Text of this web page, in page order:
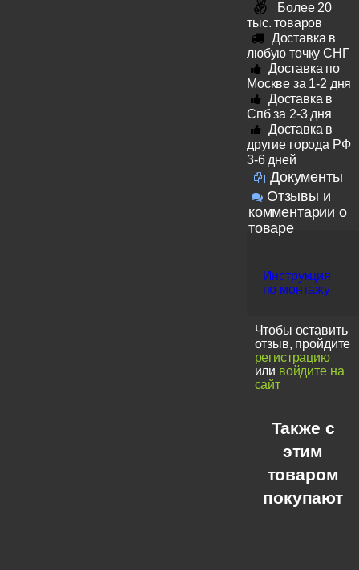
Более 20
тыс. товаров
Доставка в
любую точку СНГ
Доставка по
Москве за 1-2 дня
Доставка в
Спб за 2-3 дня
Доставка в
другие города РФ
3-6 дней
Документы
Отзывы и
комментарии о
товаре
Инструкция
по монтажу
Чтобы оставить
отзыв, пройдите
регистрацию
или войдите на
сайт
Также с
этим
товаром
покупают